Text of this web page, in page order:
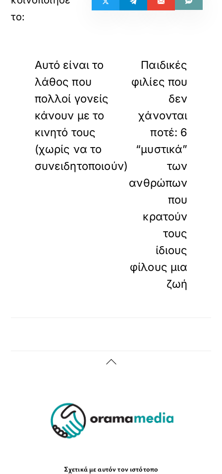
Αυτό είναι το
λάθος που
πολλοί γονείς
κάνουν με το
κινητό τους
(χωρίς να το
συνειδητοποιούν)
Παιδικές
φιλίες που
δεν
χάνονται
ποτέ: 6
“μυστικά”
των
ανθρώπων
που
κρατούν
τους
ίδιους
φίλους μια
ζωή
Back
Σχετικά με αυτόν τον ιστότοπο